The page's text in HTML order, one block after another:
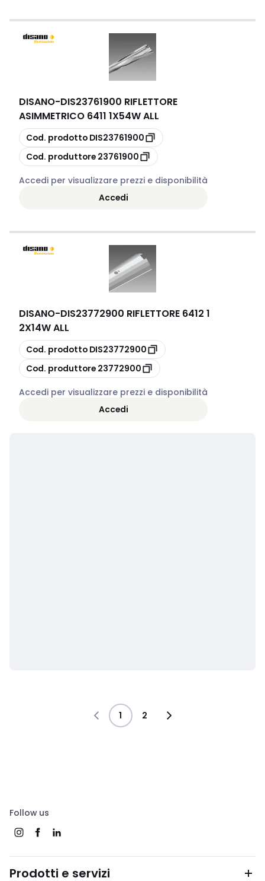
DISANO-DIS23761900 RIFLETTORE
ASIMMETRICO 6411 1X54W ALL
copia
Cod. prodotto DIS23761900
copia
Cod. produttore 23761900
Accedi per visualizzare prezzi e disponibilità
Accedi
DISANO-DIS23772900 RIFLETTORE 6412 1
2X14W ALL
copia
Cod. prodotto DIS23772900
copia
Cod. produttore 23772900
Accedi per visualizzare prezzi e disponibilità
Accedi
1 2
Follow us
Prodotti e servizi